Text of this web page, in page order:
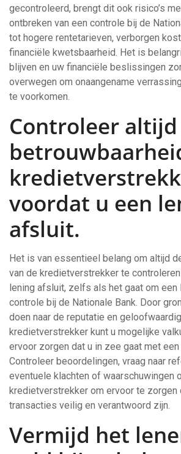
gecontroleerd, brengt dit ook risico’s
ontbreken van een controle bij de
tot hogere rentetarieven, verborgen
financiële kwetsbaarheid. Het is
blijven en uw financiële beslissingen
overwegen om onaangename
te voorkomen.
Controleer
voordat u een
afsluit.
Het is van essentieel belang om altijd
van de kredietverstrekker te
lening afsluit, zelfs als het gaat om een
controle bij de Nationale Bank. Door
doen naar de reputatie en
kredietverstrekker kunt u mogelijke
ervoor zorgen dat u in zee gaat met
Controleer beoordelingen, vraag naar
eventuele klachten of waarschuwingen
kredietverstrekker om ervoor te zorgen
transacties veilig en verantwoord zijn.
Vermijd het